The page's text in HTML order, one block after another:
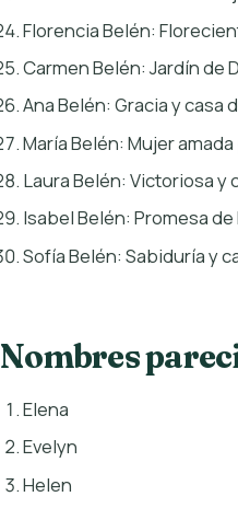
Florencia Belén:
Carmen Belén: Jardín de
Ana Belén: Gracia y casa
María Belén: Mujer
Laura Belén: Victoriosa y
Isabel Belén: Promesa
Sofía Belén: Sabiduría y
Nombres
Elena
Evelyn
Helen